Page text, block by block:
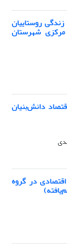
روستاییان
شهرستان
دانش‌بنیان
اقتصادی در گروه